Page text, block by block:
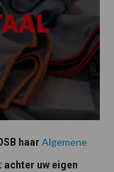
haar Algemene
achter uw eigen